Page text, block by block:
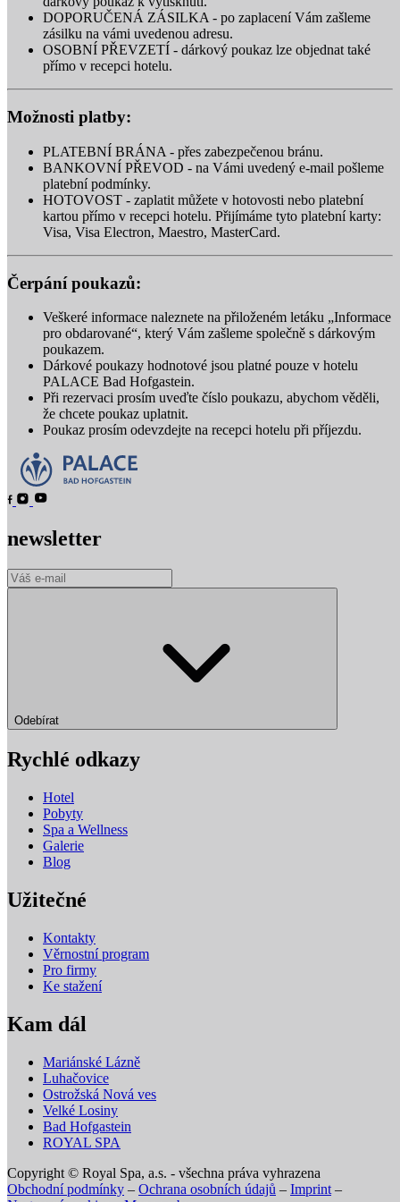
DOPORUČENÁ ZÁSILKA - po zaplacení Vám zašleme
zásilku na vámi uvedenou adresu.
OSOBNÍ PŘEVZETÍ - dárkový poukaz lze objednat také
přímo v recepci hotelu.
Možnosti platby:
PLATEBNÍ BRÁNA - přes zabezpečenou bránu.
BANKOVNÍ PŘEVOD - na Vámi uvedený e-mail pošleme
platební podmínky.
HOTOVOST - zaplatit můžete v hotovosti nebo platební
kartou přímo v recepci hotelu. Přijímáme tyto platební karty:
Visa, Visa Electron, Maestro, MasterCard.
Čerpání poukazů:
Veškeré informace naleznete na přiloženém letáku „Informace
pro obdarované“, který Vám zašleme společně s dárkovým
poukazem.
Dárkové poukazy hodnotové jsou platné pouze v hotelu
PALACE Bad Hofgastein.
Při rezervaci prosím uveďte číslo poukazu, abychom věděli,
že chcete poukaz uplatnit.
Poukaz prosím odevzdejte na recepci hotelu při příjezdu.
newsletter
Odebírat
Rychlé odkazy
Hotel
Pobyty
Spa a Wellness
Galerie
Blog
Užitečné
Kontakty
Věrnostní program
Pro firmy
Ke stažení
Kam dál
Mariánské Lázně
Luhačovice
Ostrožská Nová ves
Velké Losiny
Bad Hofgastein
ROYAL SPA
Copyright © Royal Spa, a.s. - všechna práva vyhrazena
Obchodní podmínky – Ochrana osobních údajů – Imprint –